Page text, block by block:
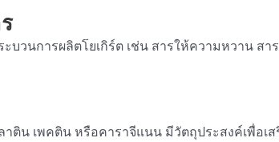
ะบวนการผลิตโยเกิร์ต เช่น สารให้ความหวาน
าติน เพคติน หรือคาราจีแนน มีวัตถุประสงค์เพื่อ